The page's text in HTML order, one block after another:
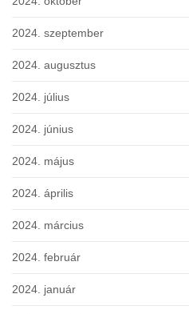
2024. szeptember
2024. augusztus
2024. július
2024. június
2024. május
2024. április
2024. március
2024. február
2024. január